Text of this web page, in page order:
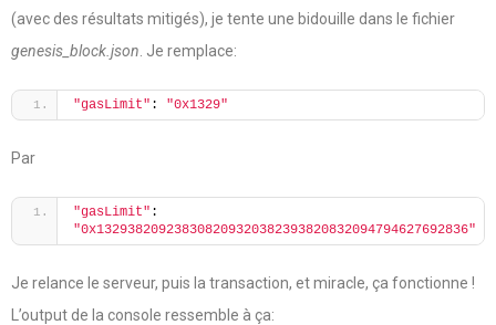
(avec des résultats mitigés), je tente une bidouille dans le fichier
genesis_block.json . Je remplace:
"gasLimit" : "0x1329"
Par
"gasLimit"
"0x132938209238308209320382393820832094794627692836"
Je relance le serveur, puis la transaction, et miracle, ça fonctionne !
L’output de la console ressemble à ça: